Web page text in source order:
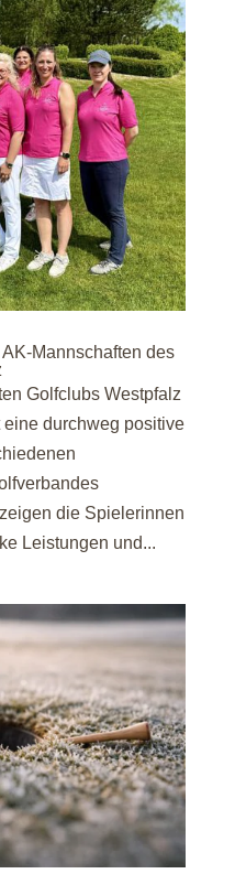
Mannschaften des
Golfclubs Westpfalz
durchweg positive
die Spielerinnen
Leistungen und...